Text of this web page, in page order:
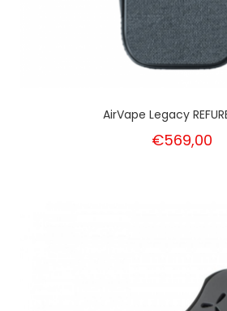
AirVape Legacy
€569,00